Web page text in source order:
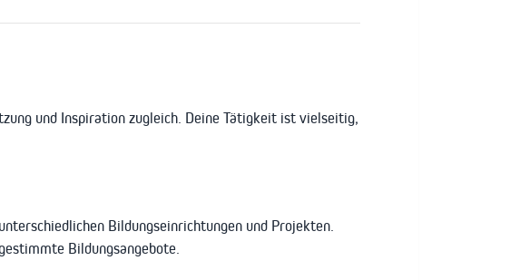
und Inspiration zugleich. Deine Tätigkeit ist vielseitig,
Bildungseinrichtungen und Projekten.
Bildungsangebote.